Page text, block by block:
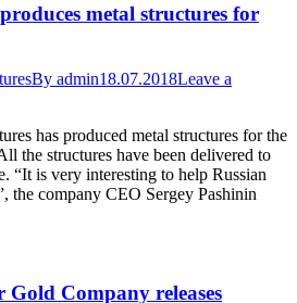
metal structures for
By admin18.07.2018Leave a
has produced metal structures for the
the structures have been delivered to
“It is very interesting to help Russian
the company CEO Sergey Pashinin
Company releases